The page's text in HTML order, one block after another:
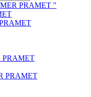
PRAMET "
PRAMET
PRAMET